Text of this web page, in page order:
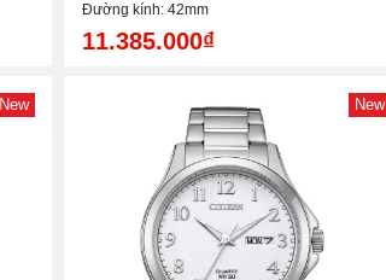
Đường kính: 42mm
11.385.000₫
New New